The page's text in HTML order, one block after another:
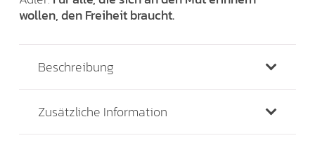
wollen, den Freiheit braucht.
Beschreibung
Zusätzliche Information